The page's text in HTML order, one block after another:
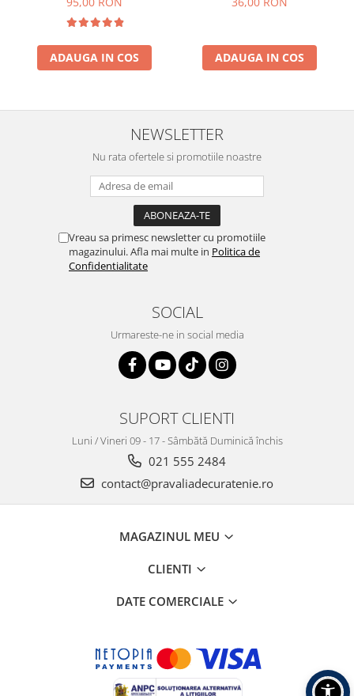
ADAUGA IN COS ADAUGA IN COS
NEWSLETTER
Nu rata ofertele si promotiile noastre
Vreau sa primesc newsletter cu promotiile
magazinului. Afla mai multe in Politica de
Confidentialitate
SOCIAL
Urmareste-ne in social media
SUPORT CLIENTI
Luni / Vineri 09 - 17 - Sâmbătă Duminică închis
021 555 2484
contact@pravaliadecuratenie.ro
MAGAZINUL MEU
CLIENTI
DATE COMERCIALE